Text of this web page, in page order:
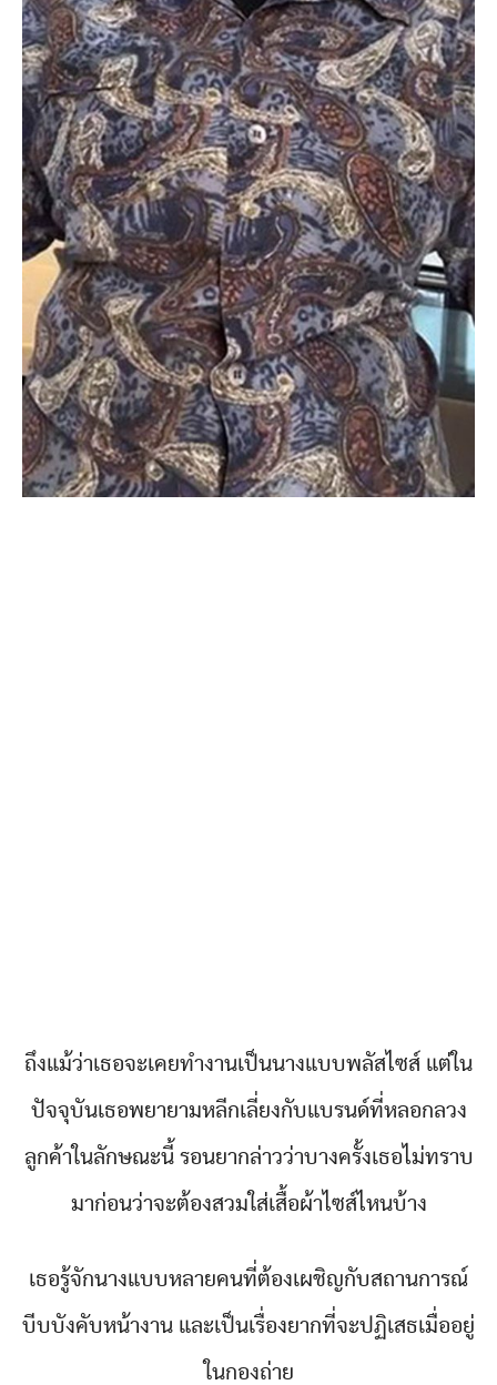
ถึงแม้ว่าเธอจะเคยทำงานเป็นนางแบบพลัสไซส์ แต่ใน
ปัจจุบันเธอพยายามหลีกเลี่ยงกับแบรนด์ที่หลอกลวง
ลูกค้าในลักษณะนี้ รอนยากล่าวว่าบางครั้งเธอไม่ทราบ
มาก่อนว่าจะต้องสวมใส่เสื้อผ้าไซส์ไหนบ้าง
เธอรู้จักนางแบบหลายคนที่ต้องเผชิญกับสถานการณ์
บีบบังคับหน้างาน และเป็นเรื่องยากที่จะปฏิเสธเมื่ออยู่
ในกองถ่าย